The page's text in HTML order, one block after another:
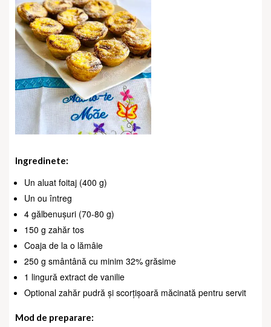
Ingredinete:
Un aluat foitaj (400 g)
Un ou întreg
4 gălbenușuri (70-80 g)
150 g zahăr tos
Coaja de la o lămâie
250 g smântână cu minim 32% grăsime
1 lingură extract de vanilie
Optional zahăr pudră și scorțișoară măcinată pentru servit
Mod de preparare: